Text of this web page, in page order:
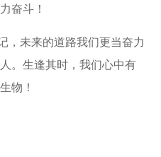
奋斗！
，未来的道路我们更当奋力
。生逢其时，我们心中有
物！